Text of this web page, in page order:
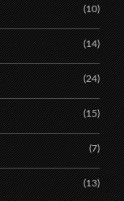
(10)
(14)
(24)
(15)
(7)
(13)